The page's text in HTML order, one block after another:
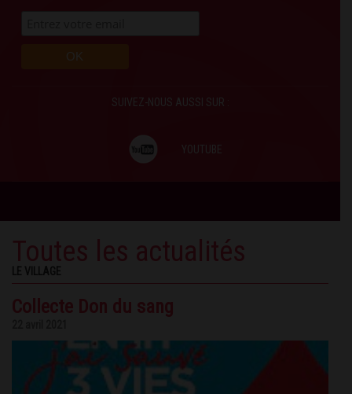
SUIVEZ-NOUS AUSSI SUR :
YOUTUBE
Toutes les actualités
LE VILLAGE
Collecte Don du sang